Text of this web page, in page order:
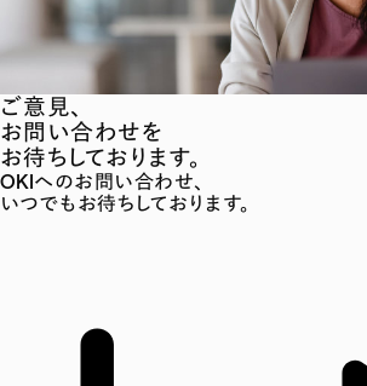
ご意見、
お問い合わせを
お待ちしております。
OKIへのお問い合わせ、
いつでもお待ちしております。